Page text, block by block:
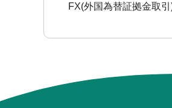
FX(外国為替証拠金取